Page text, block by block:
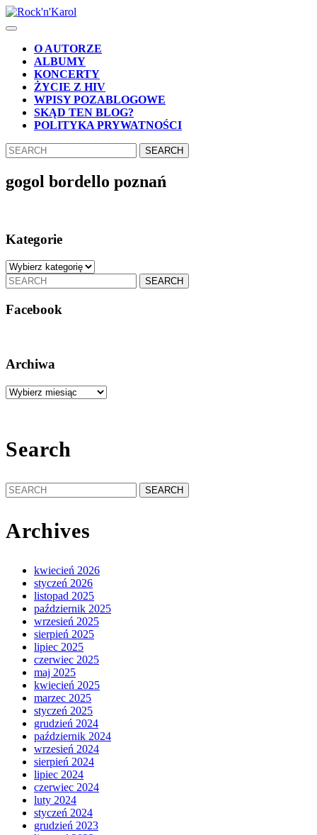
Skip
to
Skip
content
Open
ButtonO AUTORZE
ALBUMY
KONCERTY
ŻYCIE Z HIV
WPISY POZABLOGOWE
SKĄD TEN BLOG?
POLITYKA PRYWATNOŚCI
CLOSE
BUTTON
Search
for:
gogol bordello poznań
Kategorie
Kategorie
Search
for:
Facebook
Archiwa
Archiwa
Search
Search
for:
Archives
kwiecień 2026
styczeń 2026
listopad 2025
październik 2025
wrzesień 2025
sierpień 2025
lipiec 2025
czerwiec 2025
maj 2025
kwiecień 2025
marzec 2025
styczeń 2025
grudzień 2024
październik 2024
wrzesień 2024
sierpień 2024
lipiec 2024
czerwiec 2024
luty 2024
styczeń 2024
grudzień 2023